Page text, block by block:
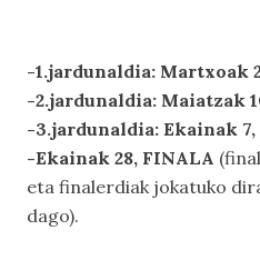
-1.jardunaldia: Martxoak
-2.jardunaldia: Maiatzak
-3.jardunaldia: Ekainak
-Ekainak 28, FINALA
eta finalerdiak jokatuko
dago).